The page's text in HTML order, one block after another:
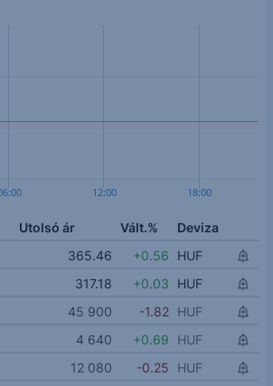
12:00 18:00
Utolsó ár Vált.%
Deviza
365.46 +0.56
HUF
317.18 +0.03
HUF
45 900 -1.82 HUF
4 640 +0.69
HUF
12 080 -0.25
HUF